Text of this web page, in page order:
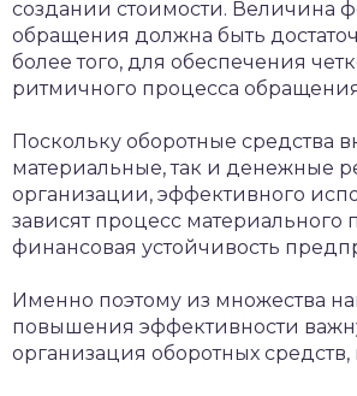
создании стоимости. Величина
обращения должна быть
более того, для обеспечения
ритмичного процесса
Поскольку оборотные средства
материальные, так и денежные
организации, эффективного
зависят процесс материального
финансовая устойчивость
Именно поэтому из множества
повышения эффективности
организация оборотных